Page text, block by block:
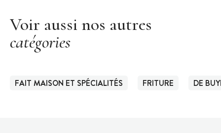
Voir aussi nos autres
catégories
FAIT MAISON ET SPÉCIALITÉS FRITURE DE